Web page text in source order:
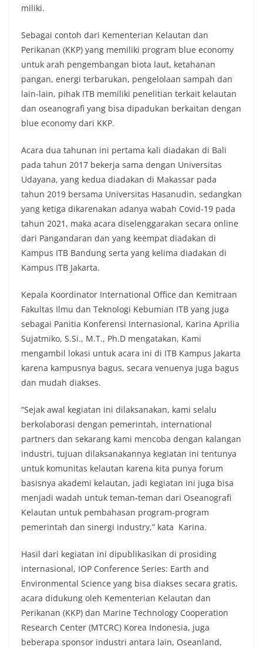
miliki.
Sebagai contoh dari Kementerian Kelautan dan
Perikanan (KKP) yang memiliki program blue economy
untuk arah pengembangan biota laut, ketahanan
pangan, energi terbarukan, pengelolaan sampah dan
lain-lain, pihak ITB memiliki penelitian terkait kelautan
dan oseanografi yang bisa dipadukan berkaitan dengan
blue economy dari KKP.
Acara dua tahunan ini pertama kali diadakan di Bali
pada tahun 2017 bekerja sama dengan Universitas
Udayana, yang kedua diadakan di Makassar pada
tahun 2019 bersama Universitas Hasanudin, sedangkan
yang ketiga dikarenakan adanya wabah Covid-19 pada
tahun 2021, maka acara diselenggarakan secara online
dari Pangandaran dan yang keempat diadakan di
Kampus ITB Bandung serta yang kelima diadakan di
Kampus ITB Jakarta.
Kepala Koordinator International Office dan Kemitraan
Fakultas Ilmu dan Teknologi Kebumian ITB yang juga
sebagai Panitia Konferensi Internasional, Karina Aprilia
Sujatmiko, S.Si., M.T., Ph.D mengatakan, Kami
mengambil lokasi untuk acara ini di ITB Kampus Jakarta
karena kampusnya bagus, secara venuenya juga bagus
dan mudah diakses.
“Sejak awal kegiatan ini dilaksanakan, kami selalu
berkolaborasi dengan pemerintah, international
partners dan sekarang kami mencoba dengan kalangan
industri, tujuan dilaksanakannya kegiatan ini tentunya
untuk komunitas kelautan karena kita punya forum
basisnya akademi kelautan, jadi kegiatan ini juga bisa
menjadi wadah untuk teman-teman dari Oseanografi
Kelautan untuk pembahasan program-program
pemerintah dan sinergi industry,” kata Karina.
Hasil dari kegiatan ini dipublikasikan di prosiding
internasional, IOP Conference Series: Earth and
Environmental Science yang bisa diakses secara gratis,
acara didukung oleh Kementerian Kelautan dan
Perikanan (KKP) dan Marine Technology Cooperation
Research Center (MTCRC) Korea Indonesia, juga
beberapa sponsor industri antara lain, Oseanland,